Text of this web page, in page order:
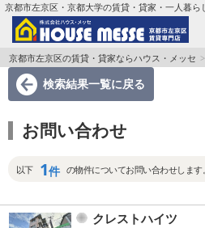
京都市左京区・京都大学の賃貸・貸家・一人暮ら
TOPページ
地図から検索
地域から検索
京都大学＆京都芸術大学生さんに
書類DL & 入居者さまへ
京都市左京区の賃貸・貸家ならハウス・メッセ
検索結果一覧に戻る
お問い合わせ
以下 1件 の物件についてお問い合わせします。
クレストハイツ